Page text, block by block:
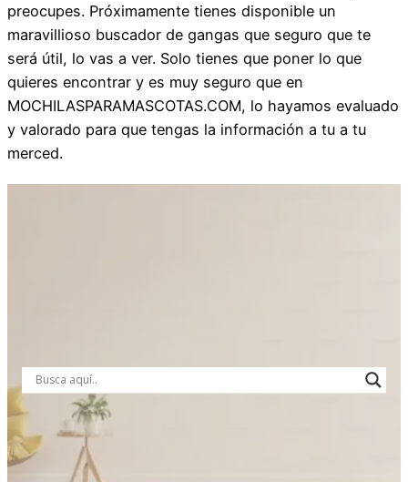
preocupes. Próximamente tienes disponible un
maravillioso buscador de gangas que seguro que te
será útil, lo vas a ver. Solo tienes que poner lo que
quieres encontrar y es muy seguro que en
MOCHILASPARAMASCOTAS.COM, lo hayamos evaluado
y valorado para que tengas la información a tu a tu
merced.